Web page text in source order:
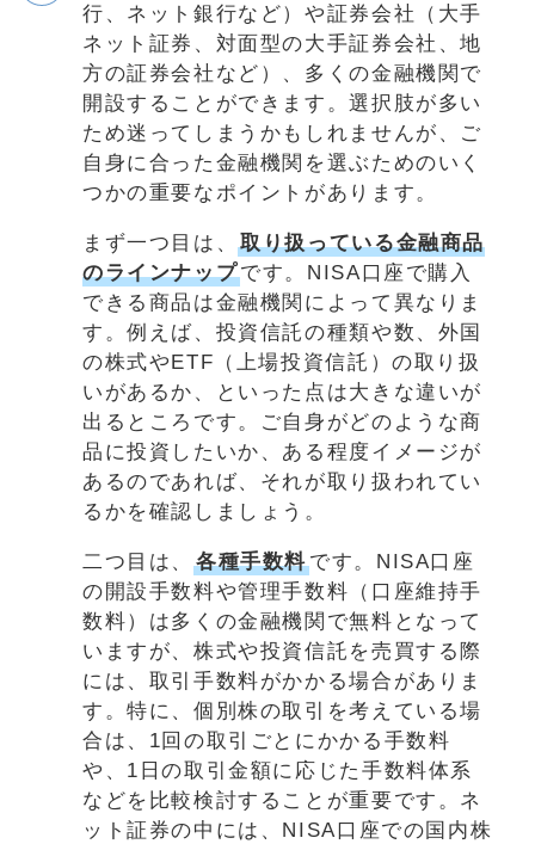
行、ネット銀行など）や証券会社（大手
ネット証券、対面型の大手証券会社、地
方の証券会社など）、多くの金融機関で
開設することができます。選択肢が多い
ため迷ってしまうかもしれませんが、ご
自身に合った金融機関を選ぶためのいく
つかの重要なポイントがあります。
まず一つ目は、取り扱っている金融商品
のラインナップです。NISA口座で購入
できる商品は金融機関によって異なりま
す。例えば、投資信託の種類や数、外国
の株式やETF（上場投資信託）の取り扱
いがあるか、といった点は大きな違いが
出るところです。ご自身がどのような商
品に投資したいか、ある程度イメージが
あるのであれば、それが取り扱われてい
るかを確認しましょう。
二つ目は、各種手数料です。NISA口座
の開設手数料や管理手数料（口座維持手
数料）は多くの金融機関で無料となって
いますが、株式や投資信託を売買する際
には、取引手数料がかかる場合がありま
す。特に、個別株の取引を考えている場
合は、1回の取引ごとにかかる手数料
や、1日の取引金額に応じた手数料体系
などを比較検討することが重要です。ネ
ット証券の中には、NISA口座での国内株